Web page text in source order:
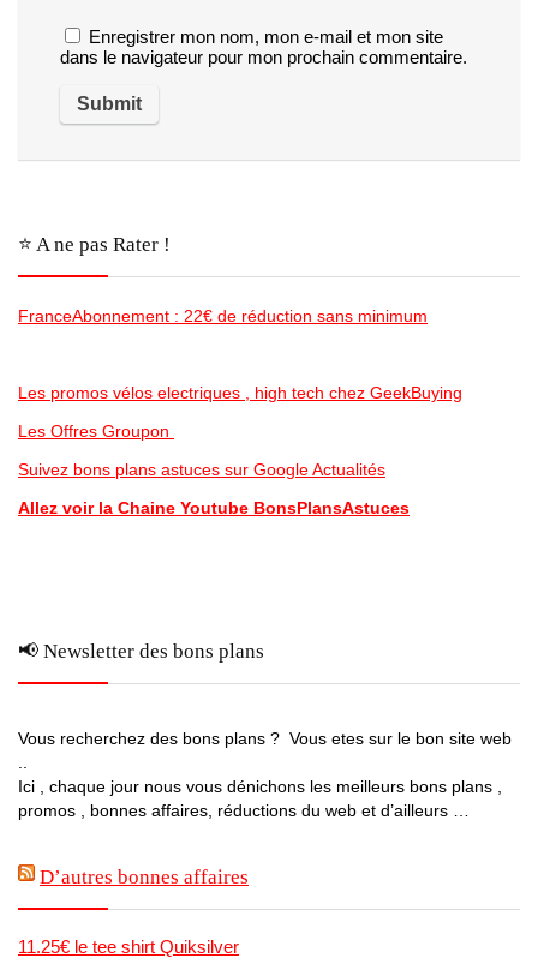
Enregistrer mon nom, mon e-mail et mon site
dans le navigateur pour mon prochain commentaire.
⭐️ A ne pas Rater !
FranceAbonnement : 22€ de réduction sans minimum
Les promos vélos electriques , high tech chez GeekBuying
Les Offres Groupon
Suivez bons plans astuces sur Google Actualités
Allez voir la Chaine Youtube BonsPlansAstuces
📢 Newsletter des bons plans
Vous recherchez des bons plans ? Vous etes sur le bon site web
Ici , chaque jour nous vous dénichons les meilleurs bons plans ,
promos , bonnes affaires, réductions du web et d’ailleurs …
D’autres bonnes affaires
11.25€ le tee shirt Quiksilver